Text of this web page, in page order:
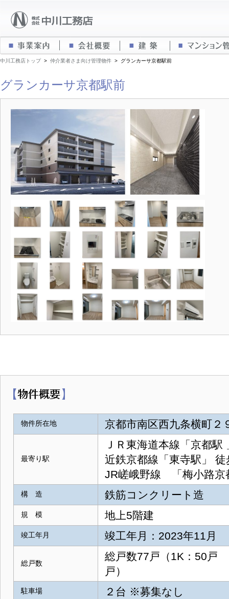
事業案内 会社概要
中川工務店トップ > 仲介業者さま向け管理物件 > グランカーサ京都駅前
グランカーサ京都駅前
物件所在地 京都市南区西九条横町２
最寄り駅
ＪＲ東海道本線「京都駅
近鉄京都線「東寺駅」
JR嵯峨野線 「梅小路京
構 造 鉄筋コンクリート造
規 模 地上5階建
竣工年月 竣工年月：2023年11月
総戸数
総戸数77戸（1K：50
戸）
駐車場 ２台 ※募集なし